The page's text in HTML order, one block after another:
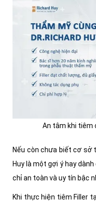
An tâm khi tiêm
Nếu còn chưa biết cơ sở
Huy là một gợi ý hay
chỉ an toàn và uy tín bậc
Khi thực hiện tiêm Filler